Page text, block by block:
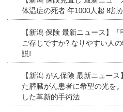
体温症の死者 年1000人超 8割
【新潟 保険 最新ニュース】
ご存じですか? なりやすい人
説!
【新潟 がん保険 最新ニュー
た膵臓がん患者に希望の光を
した革新的手術法